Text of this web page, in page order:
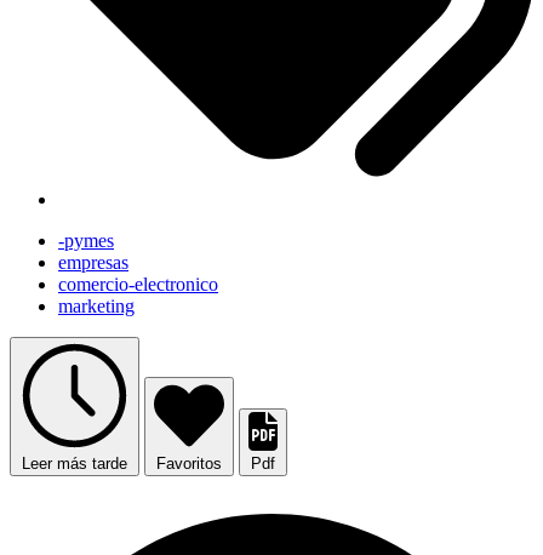
-pymes
empresas
comercio-electronico
marketing
Leer más tarde Favoritos Pdf